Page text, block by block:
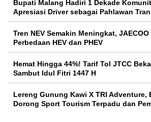
Bupati Malang Hadiri 1 Dekade
Apresiasi Driver sebagai Pahlawan
Tren NEV Semakin Meningkat, JAECOO
Perbedaan HEV dan PHEV
Hemat Hingga 44%! Tarif Tol JTCC
Sambut Idul Fitri 1447 H
Lereng Gunung Kawi X TRI Adventure,
Dorong Sport Tourism Terpadu dan